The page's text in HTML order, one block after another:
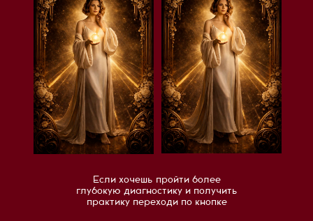
Если хочешь пройти более
глубокую диагностику и получить
практику переходи по кнопке